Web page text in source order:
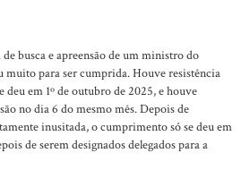
busca e apreensão de um ministro do
para ser cumprida. Houve resistência
deu em 1º de outubro de 2025, e houve
no dia 6 do mesmo mês. Depois de
inusitada, o cumprimento só se deu em
de serem designados delegados para a